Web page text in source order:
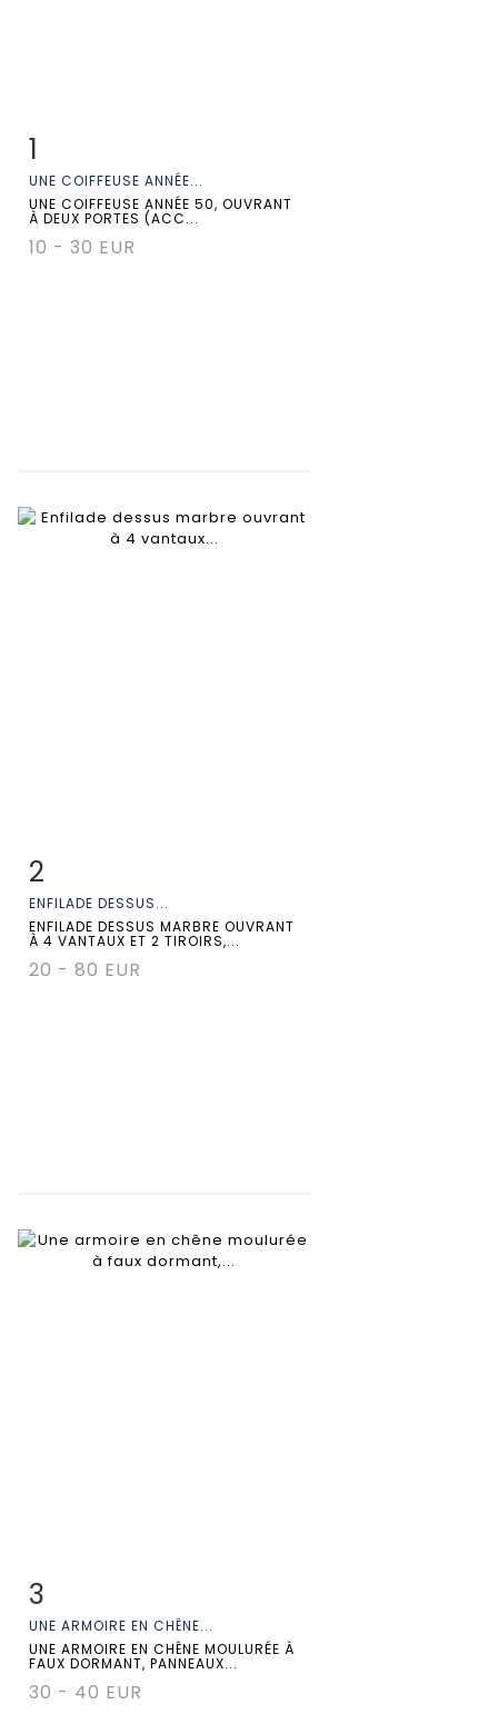
1
UNE COIFFEUSE ANNÉE...
UNE COIFFEUSE ANNÉE 50, OUVRANT
À DEUX PORTES (ACC...
10 - 30 EUR
Fiche détaillée
2
ENFILADE DESSUS...
ENFILADE DESSUS MARBRE OUVRANT
À 4 VANTAUX ET 2 TIROIRS,...
20 - 80 EUR
Fiche détaillée
3
UNE ARMOIRE EN CHÊNE...
UNE ARMOIRE EN CHÊNE MOULURÉE À
FAUX DORMANT, PANNEAUX...
30 - 40 EUR